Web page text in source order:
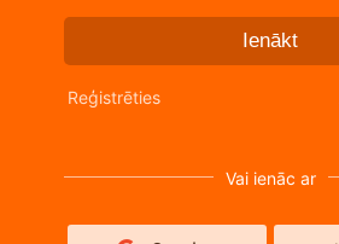
Ienākt
Reģistrēties
Vai ienāc ar